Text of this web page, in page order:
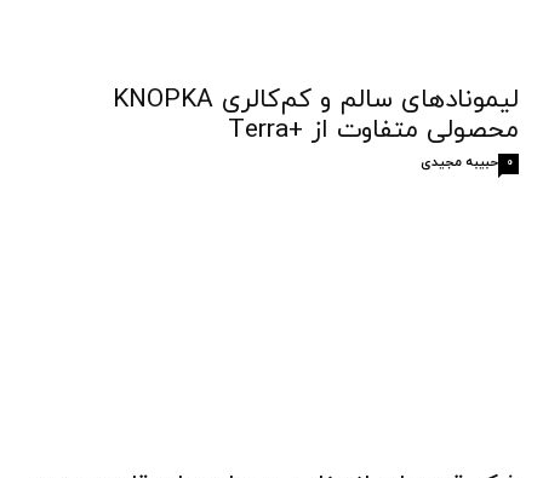
لیمونادهای سالم و کم‌کالری KNOPKA
محصولی متفاوت از +Terra
حبیبه مجیدی 0